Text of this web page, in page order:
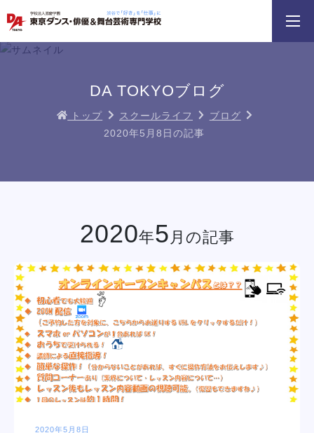
学科・専攻 資料請求 オープンキャンパス
DA TOKYOブログ
トップ スクールライフ
ブログ
2020年5月8日の記事
2020年5 月の記事
2020年5月8日
学校紹介
学科・専攻